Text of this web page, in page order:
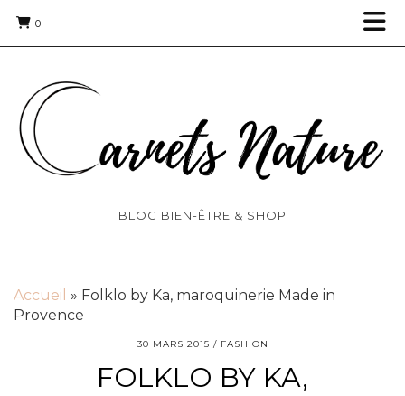
0
BLOG BIEN-ÊTRE & SHOP
Accueil » Folklo by Ka, maroquinerie Made in
Provence
30 MARS 2015 FASHION
FOLKLO BY KA,